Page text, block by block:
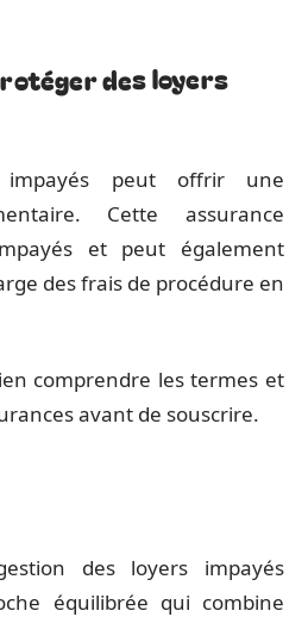
des loyers
impayés peut offrir une
Cette assurance
et peut également
des frais de procédure en
comprendre les termes et
avant de souscrire.
des loyers impayés
équilibrée qui combine